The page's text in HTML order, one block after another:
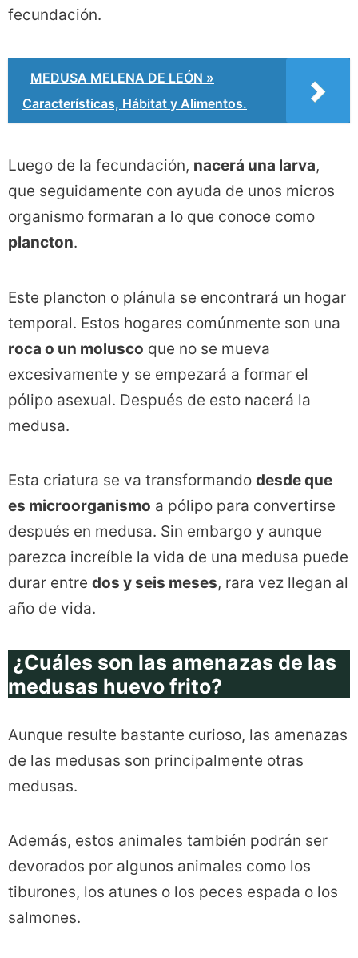
fecundación.
MEDUSA MELENA DE LEÓN »
Características, Hábitat y Alimentos.
Luego de la fecundación, nacerá una larva,
que seguidamente con ayuda de unos micros
organismo formaran a lo que conoce como
plancton.
Este plancton o plánula se encontrará un hogar
temporal. Estos hogares comúnmente son una
roca o un molusco que no se mueva
excesivamente y se empezará a formar el
pólipo asexual. Después de esto nacerá la
medusa.
Esta criatura se va transformando desde que
es microorganismo a pólipo para convertirse
después en medusa. Sin embargo y aunque
parezca increíble la vida de una medusa puede
durar entre dos y seis meses, rara vez llegan al
año de vida.
¿Cuáles son las amenazas de las
medusas huevo frito?
Aunque resulte bastante curioso, las amenazas
de las medusas son principalmente otras
medusas.
Además, estos animales también podrán ser
devorados por algunos animales como los
tiburones, los atunes o los peces espada o los
salmones.